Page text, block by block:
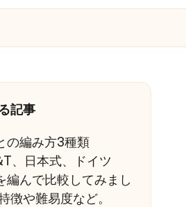
記事
の編み方3種類
、日本式、ドイツ
編んで比較してみまし
徴や難易度など。